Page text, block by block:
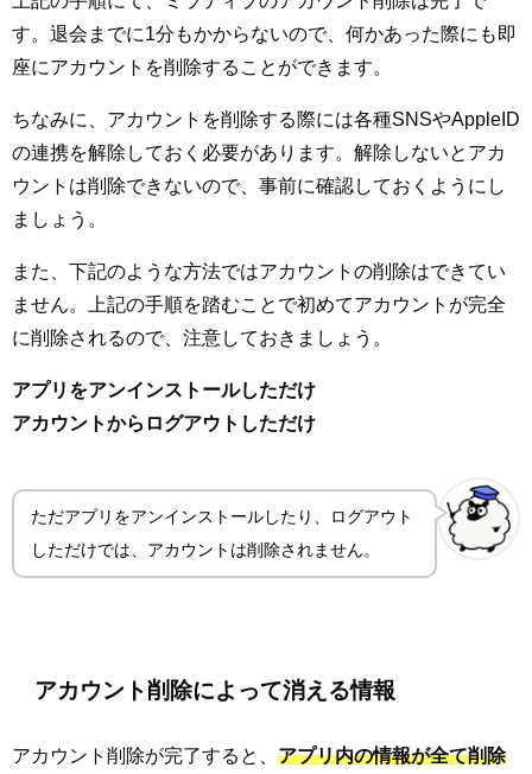
す。退会までに1分もかからないので、何かあった際にも即
座にアカウントを削除することができます。
ちなみに、アカウントを削除する際には各種SNSやAppleID
の連携を解除しておく必要があります。解除しないとアカ
ウントは削除できないので、事前に確認しておくようにし
ましょう。
また、下記のような方法ではアカウントの削除はできてい
ません。上記の手順を踏むことで初めてアカウントが完全
に削除されるので、注意しておきましょう。
アプリをアンインストールしただけ
アカウントからログアウトしただけ
ただアプリをアンインストールしたり、ログアウト
しただけでは、アカウントは削除されません。
アカウント削除によって消える情報
アカウント削除が完了すると、 アプリ内の情報が全て削除